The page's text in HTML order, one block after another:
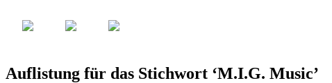
Auflistung für das Stichwort ‘M.I.G. Music’